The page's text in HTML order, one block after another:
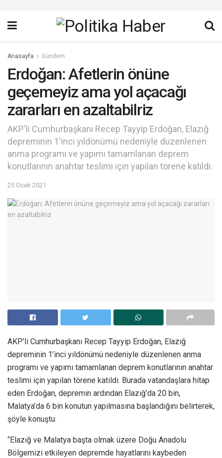
Anasayfa Gündem
Erdoğan: Afetlerin önüne
geçemeyiz ama yol açacağı
zararları en azaltabilriz
AKP'li Cumhurbaşkanı Recep Tayyip Erdoğan, Elazığ
depreminin 1'inci yıldönümü nedeniyle düzenlenen
anma programı ve yapımı tamamlanan deprem
konutlarının anahtar teslimi için yapılan törene katıldı.
25 Ocak 2021
AKP’li Cumhurbaşkanı Recep Tayyip Erdoğan, Elazığ
depreminin 1’inci yıldönümü nedeniyle düzenlenen anma
programı ve yapımı tamamlanan deprem konutlarının anahtar
teslimi için yapılan törene katıldı. Burada vatandaşlara hitap
eden Erdoğan, depremin ardından Elazığ’da 20 bin,
Malatya’da 6 bin konutun yapılmasına başlandığını belirterek,
şöyle konuştu:
“Elazığ ve Malatya başta olmak üzere Doğu Anadolu
Bölgemizi etkileyen depremde hayatlarını kaybeden